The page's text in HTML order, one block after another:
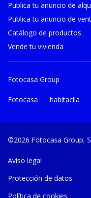
Publica tu anuncio de
Publica tu anuncio de
Catálogo de productos
Vende tu vivienda
Fotocasa Group
Fotocasa habitaclia
©2026 Fotocasa Group,
Aviso legal
Protección de datos
Política de cookies